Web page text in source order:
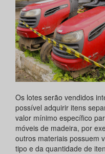
Os lotes serão vendidos
possível adquirir itens
valor mínimo específico
móveis de madeira, por
outros materiais possuem
tipo e da quantidade de